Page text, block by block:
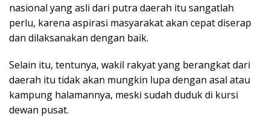
nasional yang asli dari putra daerah itu sangatlah
perlu, karena aspirasi masyarakat akan cepat diserap
dan dilaksanakan dengan baik.
Selain itu, tentunya, wakil rakyat yang berangkat dari
daerah itu tidak akan mungkin lupa dengan asal atau
kampung halamannya, meski sudah duduk di kursi
dewan pusat.